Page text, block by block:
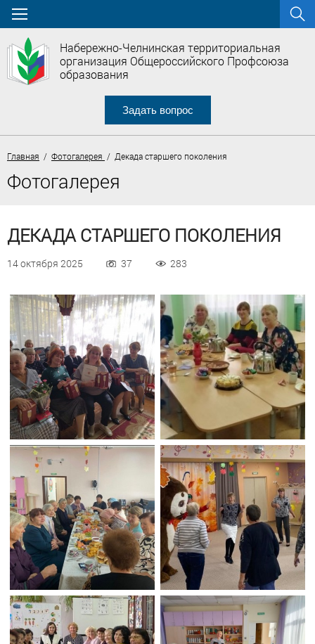
Набережно-Челнинская территориальная
организация Общероссийского Профсоюза
образования
Задать вопрос
Главная / Фотогалерея / Декада старшего поколения
Фотогалерея
ДЕКАДА СТАРШЕГО ПОКОЛЕНИЯ
14 октября 2025 37 283